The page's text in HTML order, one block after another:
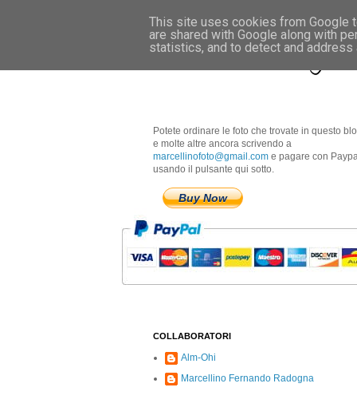
Marcellino
Potete ordinare le foto che trovate in questo
e molte altre ancora scrivendo a
marcellinofoto@gmail.com e pagare con
usando il pulsante qui sotto.
Buy Now
COLLABORATORI
Alm-Ohi
Marcellino Fernando Radogna
This site uses cookies from Google
are shared with Google along with
statistics, and to detect and address